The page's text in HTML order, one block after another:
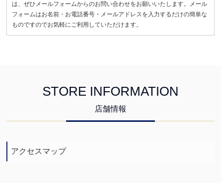
は、ぜひメールフォームからのお問い合わせをお願いいたします。メール
フォームはお名前・お電話番号・メールアドレスを入力するだけの簡単な
ものですのでお気軽にご利用していただけます。
STORE INFORMATION
店舗情報
アクセスマップ